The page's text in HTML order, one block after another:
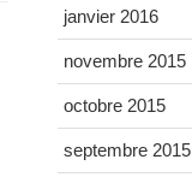
janvier 2016
novembre 2015
octobre 2015
septembre 2015